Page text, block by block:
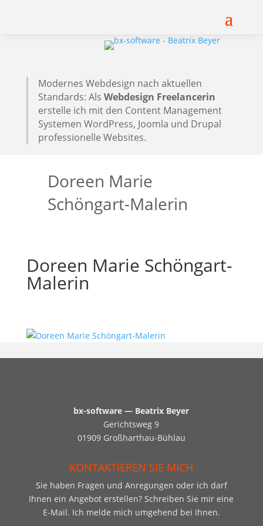
Modernes Webdesign nach aktuellen
Standards: Als Webdesign Freelancerin
erstelle ich mit den Content Management
Systemen WordPress, Joomla und Drupal
professionelle Websites.
Doreen Marie
Schöngart-Malerin
Doreen Marie Schöngart-
Malerin
bx-software — Beatrix Beyer
Gerichtsweg 9
01909 Großharthau-Bühlau
KONTAKTIEREN SIE MICH
Sie haben Fragen und Anregungen oder ich darf
Ihnen ein Angebot erstellen? Schreiben Sie mir eine
E-Mail. Ich melde mich umgehend bei Ihnen.